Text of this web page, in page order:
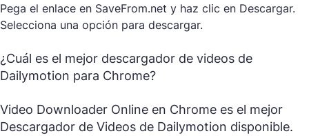
Pega el enlace en SaveFrom.net y haz clic en Descargar.
Selecciona una opción para descargar.
¿Cuál es el mejor descargador de videos de
Dailymotion para Chrome?
Video Downloader Online en Chrome es el mejor
Descargador de Videos de Dailymotion disponible.